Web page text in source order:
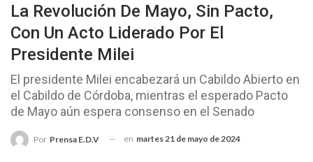
La Revolución De Mayo, Sin Pacto,
Con Un Acto Liderado Por El
Presidente Milei
El presidente Milei encabezará un Cabildo Abierto en
el Cabildo de Córdoba, mientras el esperado Pacto
de Mayo aún espera consenso en el Senado
Por Prensa E.D.V en martes 21 de mayo de 2024